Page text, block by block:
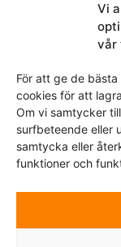
Vi
vår
För att ge de
cookies för att
Om vi samtycker
surfbeteende eller
samtycka eller
funktioner och
Meddelande